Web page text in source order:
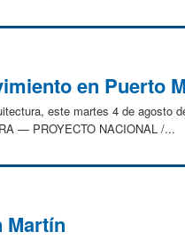
en Puerto
este martes 4 de agosto
— PROYECTO NACIONAL /...
Martín